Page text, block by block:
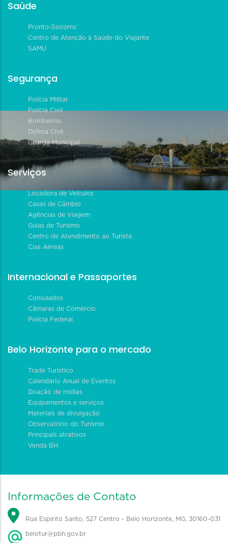
Saúde
Pronto-Socorro
Centro de Atenção à Saúde do Viajante
SAMU
Segurança
Polícia Militar
Polícia Civil
Bombeiros
Defesa Civil
Guarda Municipal
Serviços
Locadora de Veículos
Casas de Câmbio
Agências de Viagem
Guias de Turismo
Centro de Atendimento ao Turista
Cias Aéreas
Internacional e Passaportes
Consulados
Câmaras de Comércio
Polícia Federal
Belo Horizonte para o mercado
Trade Turístico
Calendário Anual de Eventos
Doação de mídias
Equipamentos e serviços
Materiais de divulgação
Observatório do Turismo
Principais atrativos
Venda BH
Informações de Contato
Rua Espírito Santo, 527 Centro - Belo Horizonte, MG, 30160-031
belotur@pbh.gov.br